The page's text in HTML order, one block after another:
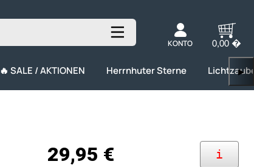
KONTO 0,00 �
🔥 SALE / AKTIONEN Herrnhuter Sterne ▶
i
29,95 €